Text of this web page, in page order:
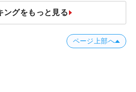
ングをもっと見る
ページ上部へ